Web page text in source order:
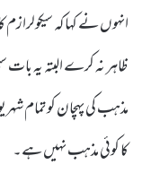
انہوں نے کہا کہ سیکولرازم
ظاہر نہ کرے البتہ یہ
مذہب کی پہچان کو تمام
کا کوئی مذہب نہیں ہے۔